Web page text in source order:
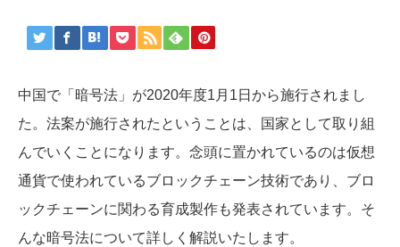
中国で「暗号法」が2020年度1月1日から施行されまし
た。法案が施行されたということは、国家として取り組
んでいくことになります。念頭に置かれているのは仮想
通貨で使われているブロックチェーン技術であり、ブロ
ックチェーンに関わる育成製作も発表されています。そ
んな暗号法について詳しく解説いたします。